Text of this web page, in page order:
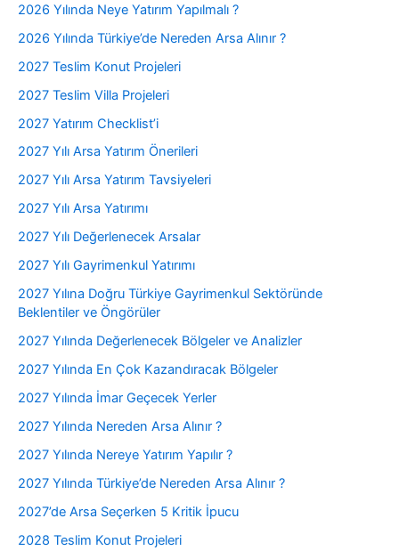
2026 Yılında Neye Yatırım Yapılmalı ?
2026 Yılında Türkiye’de Nereden Arsa Alınır ?
2027 Teslim Konut Projeleri
2027 Teslim Villa Projeleri
2027 Yatırım Checklist’i
2027 Yılı Arsa Yatırım Önerileri
2027 Yılı Arsa Yatırım Tavsiyeleri
2027 Yılı Arsa Yatırımı
2027 Yılı Değerlenecek Arsalar
2027 Yılı Gayrimenkul Yatırımı
2027 Yılına Doğru Türkiye Gayrimenkul Sektöründe
Beklentiler ve Öngörüler
2027 Yılında Değerlenecek Bölgeler ve Analizler
2027 Yılında En Çok Kazandıracak Bölgeler
2027 Yılında İmar Geçecek Yerler
2027 Yılında Nereden Arsa Alınır ?
2027 Yılında Nereye Yatırım Yapılır ?
2027 Yılında Türkiye’de Nereden Arsa Alınır ?
2027’de Arsa Seçerken 5 Kritik İpucu
2028 Teslim Konut Projeleri